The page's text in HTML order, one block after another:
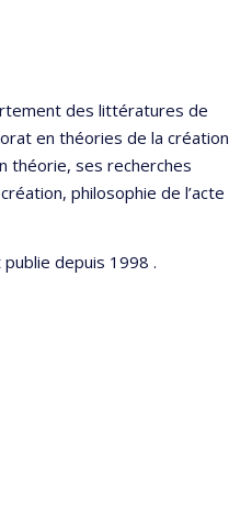
des littératures de
en théories de la création
théorie, ses recherches
philosophie de l’acte
depuis 1998 .